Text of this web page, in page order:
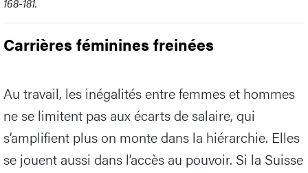
Carrières féminines freinées
Au travail, les inégalités entre femmes et hommes
ne se limitent pas aux écarts de salaire, qui
s’amplifient plus on monte dans la hiérarchie. Elles
se jouent aussi dans l’accès au pouvoir. Si la Suisse